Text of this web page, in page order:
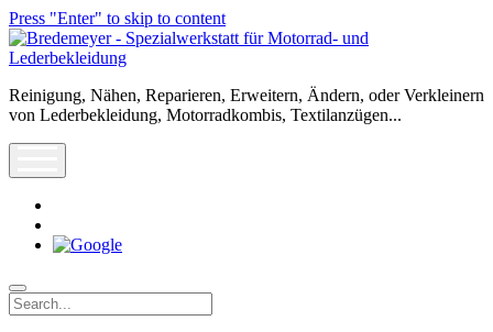
Press "Enter" to skip to content
Bredemeyer
-
für
Motorrad-
Reinigung, Nähen, Reparieren, Erweitern, Ändern, oder Verkleinern
von Lederbekleidung, Motorradkombis, Textilanzügen...
reparatur.de
Search